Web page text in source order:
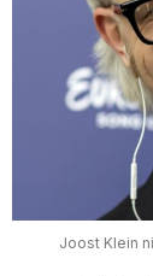
Joost Klein